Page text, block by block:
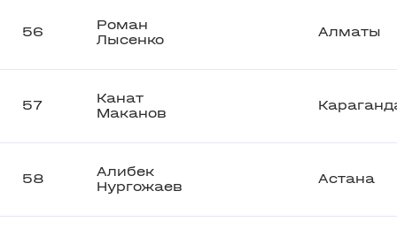
56
Роман
Лысенко
Алматы
57
Канат
Маканов
58
Алибек
Нургожаев
Астана